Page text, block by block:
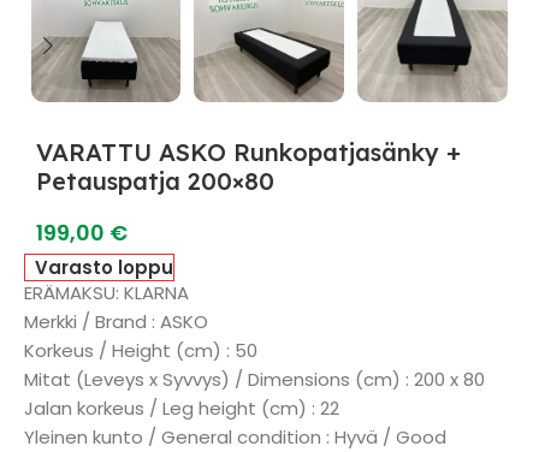
VARATTU ASKO Runkopatjasänky +
Petauspatja 200×80
199,00 €
Varasto loppu
ERÄMAKSU: KLARNA
Merkki / Brand : ASKO
Korkeus / Height (cm) : 50
Mitat (Leveys x Syvvys) / Dimensions (cm) : 200 x 80
Jalan korkeus / Leg height (cm) : 22
Yleinen kunto / General condition : Hyvä / Good